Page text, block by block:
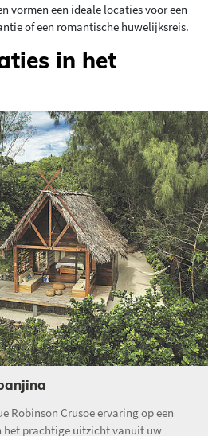
vormen een ideale locaties voor een
of een romantische huwelijksreis.
in het
Robinson Crusoe ervaring op een
het prachtige uitzicht vanuit uw